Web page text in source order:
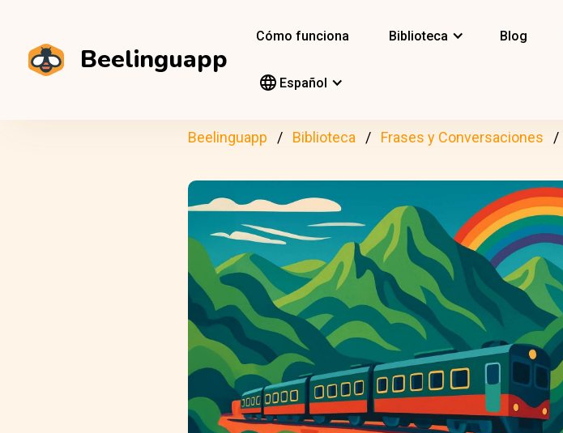
Beelinguapp
Cómo funciona Biblioteca Blog
Español
Beelinguapp Biblioteca Frases y Conversaciones